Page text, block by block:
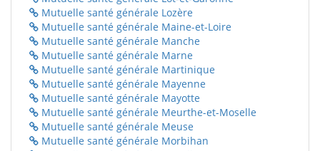
Mutuelle santé générale Lozère
Mutuelle santé générale Maine-et-Loire
Mutuelle santé générale Manche
Mutuelle santé générale Marne
Mutuelle santé générale Martinique
Mutuelle santé générale Mayenne
Mutuelle santé générale Mayotte
Mutuelle santé générale Meurthe-et-Moselle
Mutuelle santé générale Meuse
Mutuelle santé générale Morbihan